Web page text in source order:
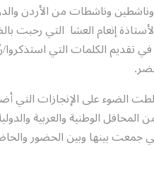
وناشطات من الأردن
إنعام العشا التي
تقديم الكلمات التي استذكروا/
الضوء على الإنجازات التي
المحافل الوطنية والعربية
جمعت بينها وبين الحضور